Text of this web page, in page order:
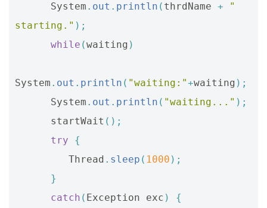
System . out . println ( thrdName +
"
starting." );
while (waiting )
System . out . println ( "waiting:"+waiting );
System . out . println ( "waiting..." );
startWait ();
try
{
Thread . sleep ( 1000 );
}
catch ( Exception exc )
{